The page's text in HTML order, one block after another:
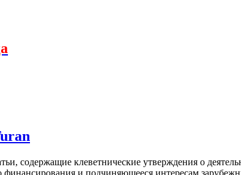
содержащие клеветнические утверждения о
финансирования и подчиняющееся интересам